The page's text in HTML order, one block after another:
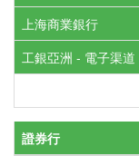
上海商業銀行
工銀亞洲 - 電子渠道
證券行